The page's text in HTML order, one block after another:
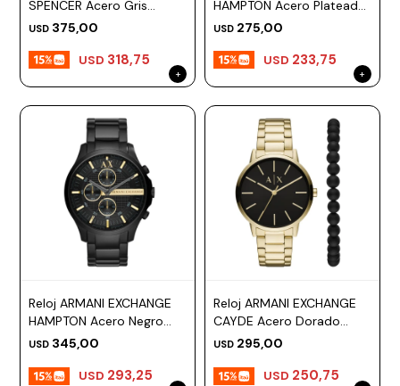
SPENCER Acero Gris
Esfera 44mm
USD 375,00
USD 318,75
HAMPTON Acero Plateado
Esfera 46mm
USD 275,00
USD 233,75
Reloj ARMANI EXCHANGE
HAMPTON Acero Negro
Esfera 46mm
USD 345,00
USD 293,25
Reloj ARMANI EXCHANGE
CAYDE Acero Dorado
Esfera 42mm
USD 295,00
USD 250,75